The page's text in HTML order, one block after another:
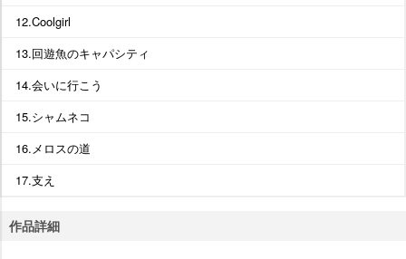
12.Coolgirl
13.回遊魚のキャパシティ
14.会いに行こう
15.シャムネコ
16.メロスの道
17.支え
作品詳細